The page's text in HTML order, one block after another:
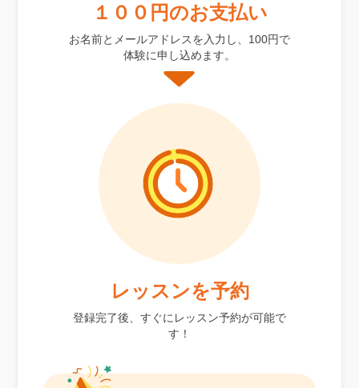
１００円のお支払い
お名前とメールアドレスを入力し、100円で
体験に申し込めます。
レッスンを予約
登録完了後、すぐにレッスン予約が可能で
す！